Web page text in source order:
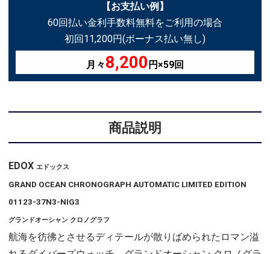
【お支払い例】
60回払い金利手数料無料をご利用の場合
初回11,200円(ボーナス払い無し)
月々8,200 円×59回
商品説明
EDOX エドックス
GRAND OCEAN CHRONOGRAPH AUTOMATIC LIMITED EDITION
01123-37N3-NIG3
グランドオーシャン クロノグラフ
航海を彷彿とさせるディテールが散りばめられたロマン溢